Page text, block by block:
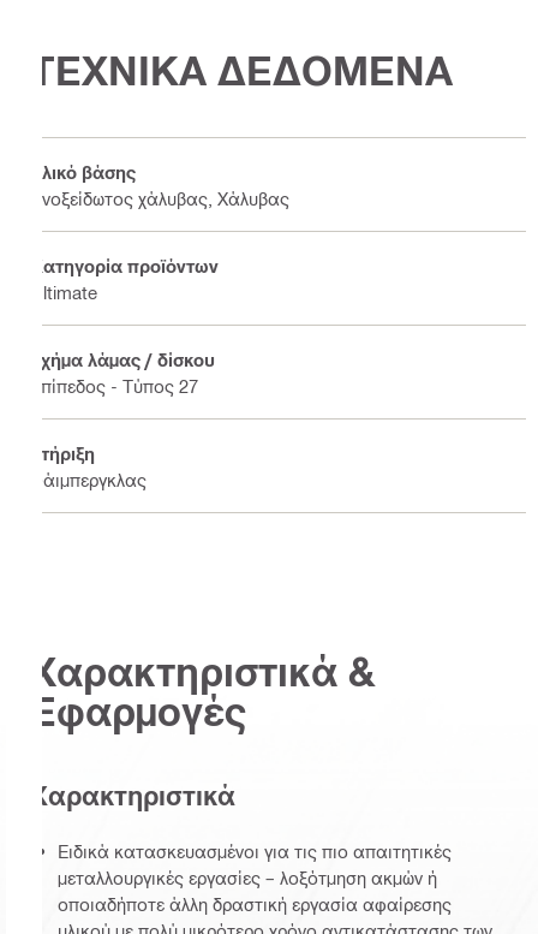
ΤΕΧΝΙΚΑ ΔΕΔΟΜΕΝΑ
Υλικό βάσης
Ανοξείδωτος χάλυβας, Χάλυβας
Κατηγορία προϊόντων
Ultimate
Σχήμα λάμας / δίσκου
Επίπεδος - Τύπος 27
Στήριξη
Φάιμπεργκλας
Χαρακτηριστικά &
Εφαρμογές
Χαρακτηριστικά
Ειδικά κατασκευασμένοι για τις πιο απαιτητικές
μεταλλουργικές εργασίες – λοξότμηση ακμών ή
οποιαδήποτε άλλη δραστική εργασία αφαίρεσης